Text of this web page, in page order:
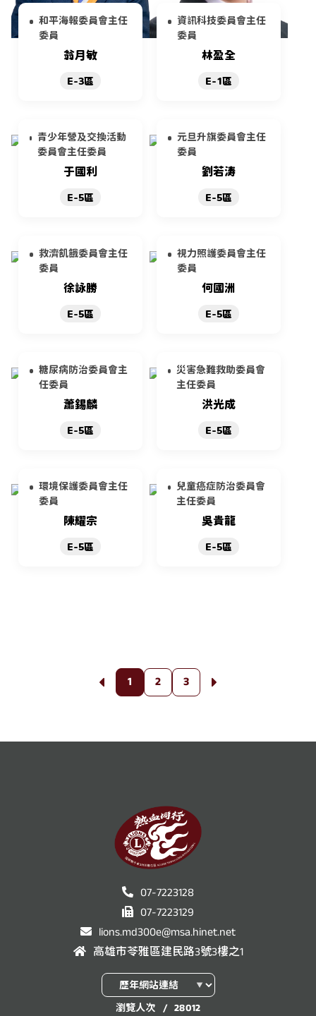
和平海報委員會主任
委員
翁月敏
E-3區
資訊科技委員會主任
委員
林盈全
E-1區
青少年營及交換活動
委員會主任委員
于國利
E-5區
元旦升旗委員會主任
委員
劉若涛
E-5區
救濟飢餓委員會主任
委員
徐詠勝
E-5區
視力照護委員會主任
委員
何國洲
E-5區
糖尿病防治委員會主
任委員
蕭錫麟
E-5區
災害急難救助委員會
主任委員
洪光成
E-5區
環境保護委員會主任
委員
陳耀宗
E-5區
兒童癌症防治委員會
主任委員
吳貴龍
E-5區
1 2 3
07-7223128
07-7223129
lions.md300e@msa.hinet.net
高雄市苓雅區建民路3號3樓之1
瀏覽人次 / 28012